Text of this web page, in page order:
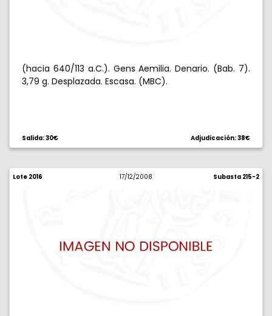
(hacia 640/113 a.C.). Gens Aemilia. Denario. (Bab. 7).
3,79 g. Desplazada. Escasa. (MBC).
Salida: 30€ Adjudicación: 38€
Lote 2016 17/12/2008 Subasta 215-2